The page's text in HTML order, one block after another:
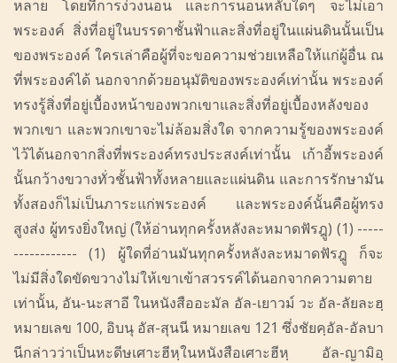
หลาย โดยที่การง่วงนอน และการนอนหลับใดๆ จะไม่เอา
พระองค์ สิ่งที่อยู่ในบรรดาชั้นฟ้าและสิ่งที่อยู่ในแผ่นดินนั้นเป็น
ของพระองค์ ใครเล่าคือผู้ที่จะขอความช่วยเหลือให้แก่ผู้อื่น ณ
ที่พระองค์ได้ นอกจากด้วยอนุมัติของพระองค์เท่านั้น พระองค์
ทรงรู้สิ่งที่อยู่เบื้องหน้าของพวกเขาและสิ่งที่อยู่เบื้องหลังของ
พวกเขา และพวกเขาจะไม่ล้อมสิ่งใด จากความรู้ของพระองค์
ไว้ได้นอกจากสิ่งที่พระองค์ทรงประสงค์เท่านั้น เก้าอี้พระองค์
นั้นกว้างขวางทั่วชั้นฟ้าทั้งหลายและแผ่นดิน และการรักษามัน
ทั้งสองก็ไม่เป็นภาระแก่พระองค์ และพระองค์นั้นคือผู้ทรง
สูงส่ง ผู้ทรงยิ่งใหญ่ (ให้อ่านทุกครั้งหลังละหมาดฟัรฎู) (1) -----
------------ (1) ผู้ใดที่อ่านมันทุกครั้งหลังละหมาดฟัรฎู ก็จะ
ไม่มีสิ่งใดขัดขวางไม่ให้เขาเข้าสวรรค์ได้นอกจากความตาย
เท่านั้น, อัน-นะสาอี ในหนังสืออะมัล อัล-เยาวม์ วะ อัล-ลัยละฮฺ
หมายเลข 100, อิบนุ อัส-สุนนี หมายเลข 121 ซึ่งชัยคฺอัล-อัลบา
นีกล่าวว่าเป็นหะดีษเศาะฮีหฺในหนังสือเศาะฮีหฺ อัล-ญามิอฺ